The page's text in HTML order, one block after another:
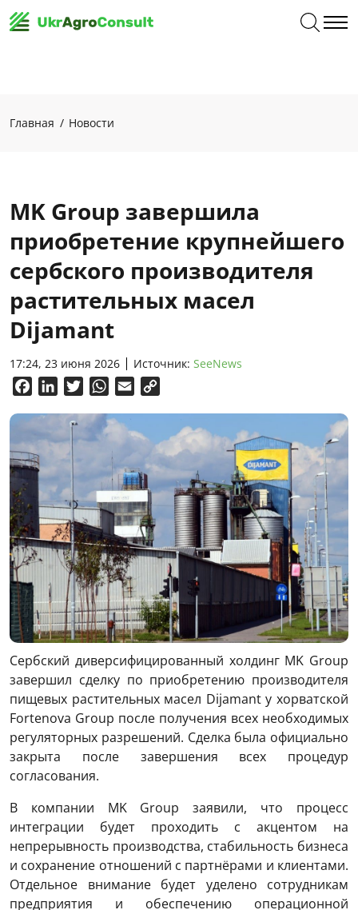
Главная Новости
MK Group завершила
приобретение крупнейшего
сербского производителя
растительных масел
Dijamant
17:24, 23 июня 2026 Источник: SeeNews
FacebookLinkedInTwitterWhatsApp
Email
Сербский диверсифицированный холдинг MK Group
завершил сделку по приобретению производителя
пищевых растительных масел Dijamant у хорватской
Fortenova Group после получения всех необходимых
регуляторных разрешений. Сделка была официально
закрыта после завершения всех процедур
согласования.
В компании MK Group заявили, что процесс
интеграции будет проходить с акцентом на
непрерывность производства, стабильность бизнеса
и сохранение отношений с партнёрами и клиентами.
Отдельное внимание будет уделено сотрудникам
предприятия и обеспечению операционной